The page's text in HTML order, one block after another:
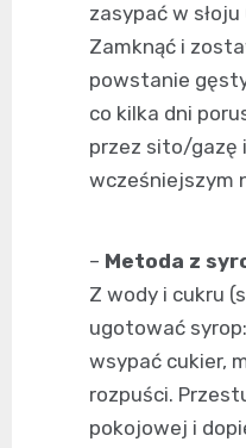
zasypać w słoju
Zamknąć i
powstanie
co kilka dni
przez sito/gazę
wcześniejszym
– Metoda z
Z wody i cukru
ugotować
wsypać cukier,
rozpuści.
pokojowej i